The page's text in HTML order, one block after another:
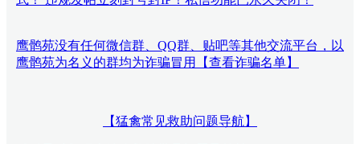
鹰鹘苑没有任何微信群、QQ群、贴吧等其他交流平台，以
鹰鹘苑为名义的群均为诈骗冒用【查看诈骗名单】
【猛禽常见救助问题导航】